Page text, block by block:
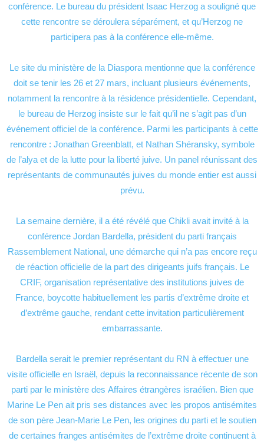
conférence. Le bureau du président Isaac Herzog a souligné que
cette rencontre se déroulera séparément, et qu’Herzog ne
participera pas à la conférence elle-même.
Le site du ministère de la Diaspora mentionne que la conférence
doit se tenir les 26 et 27 mars, incluant plusieurs événements,
notamment la rencontre à la résidence présidentielle. Cependant,
le bureau de Herzog insiste sur le fait qu’il ne s’agit pas d’un
événement officiel de la conférence. Parmi les participants à cette
rencontre : Jonathan Greenblatt, et Nathan Shéransky, symbole
de l’alya et de la lutte pour la liberté juive. Un panel réunissant des
représentants de communautés juives du monde entier est aussi
prévu.
La semaine dernière, il a été révélé que Chikli avait invité à la
conférence Jordan Bardella, président du parti français
Rassemblement National, une démarche qui n’a pas encore reçu
de réaction officielle de la part des dirigeants juifs français. Le
CRIF, organisation représentative des institutions juives de
France, boycotte habituellement les partis d’extrême droite et
d’extrême gauche, rendant cette invitation particulièrement
embarrassante.
Bardella serait le premier représentant du RN à effectuer une
visite officielle en Israël, depuis la reconnaissance récente de son
parti par le ministère des Affaires étrangères israélien. Bien que
Marine Le Pen ait pris ses distances avec les propos antisémites
de son père Jean-Marie Le Pen, les origines du parti et le soutien
de certaines franges antisémites de l’extrême droite continuent à